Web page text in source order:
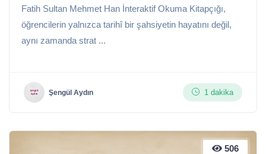
Fatih Sultan Mehmet Han İnteraktif Okuma Kitapçığı,
öğrencilerin yalnızca tarihî bir şahsiyetin hayatını değil,
aynı zamanda strat ...
Şengül Aydın 1 dakika
506